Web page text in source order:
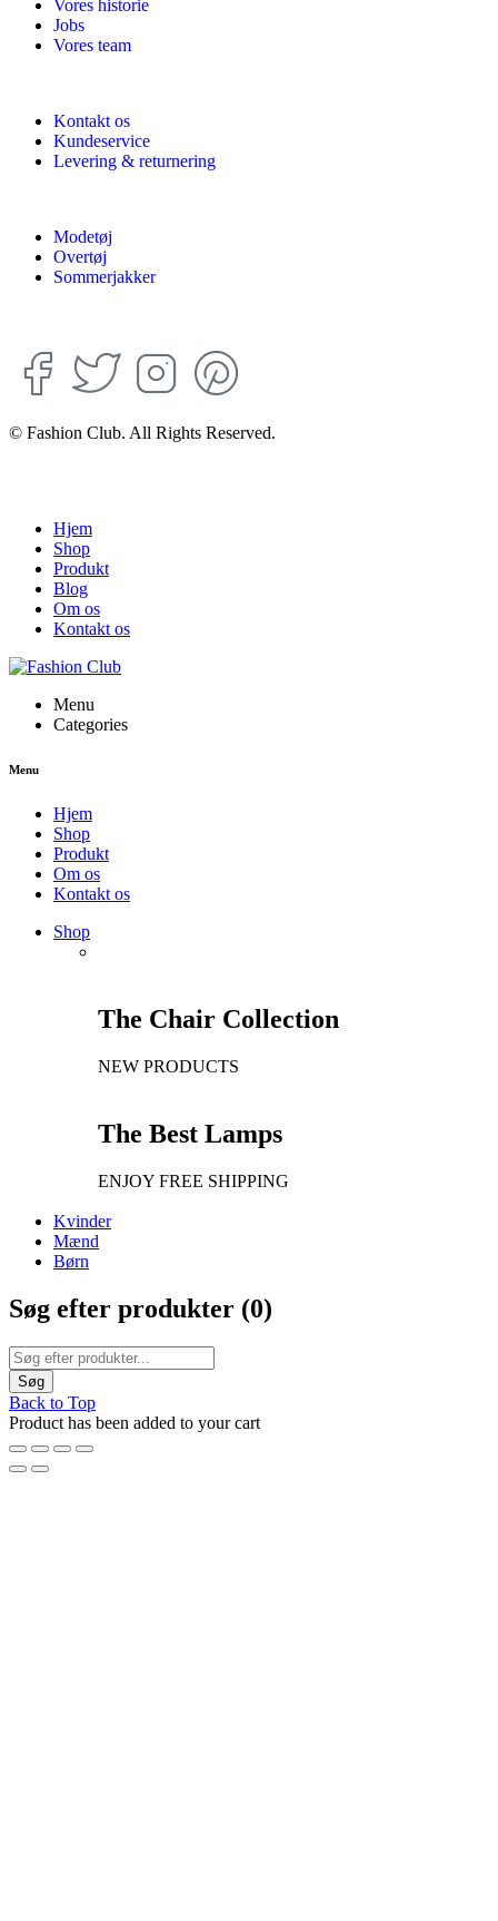
Vores historie
Jobs
Vores team
Kontakt os
Kundeservice
Levering & returnering
Modetøj
Overtøj
Sommerjakker
© Fashion Club. All Rights Reserved.
Hjem
Shop
Produkt
Blog
Om os
Kontakt os
Menu
Categories
Menu
Hjem
Shop
Produkt
Om os
Kontakt os
Shop
The Chair Collection
NEW PRODUCTS
The Best Lamps
ENJOY FREE SHIPPING
Kvinder
Mænd
Børn
Søg efter produkter (0)
Back to Top
Product has been added to your cart